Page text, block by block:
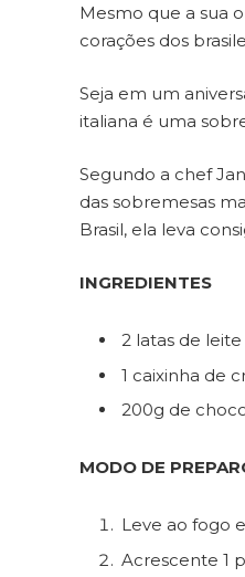
Mesmo que a sua
corações dos
Seja em um
italiana é uma
Segundo a chef
das sobremesas
Brasil, ela leva
INGREDIENTES
2 latas de
1 caixinha de
200g de
MODO DE
Leve ao fogo
Acrescente 1